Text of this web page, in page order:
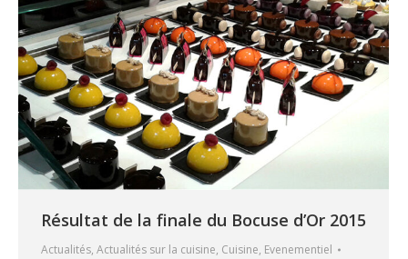
Résultat de la finale du Bocuse d’Or 2015
Actualités, Actualités sur la cuisine, Cuisine, Evenementiel